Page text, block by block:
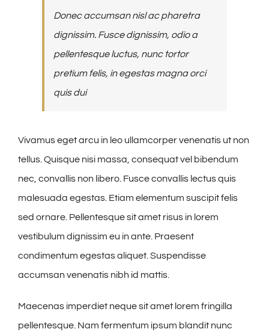
Donec accumsan nisl ac pharetra
dignissim. Fusce dignissim, odio a
pellentesque luctus, nunc tortor
pretium felis, in egestas magna orci
quis dui
Vivamus eget arcu in leo ullamcorper venenatis ut non
tellus. Quisque nisi massa, consequat vel bibendum
nec, convallis non libero. Fusce convallis lectus quis
malesuada egestas. Etiam elementum suscipit felis
sed ornare. Pellentesque sit amet risus in lorem
vestibulum dignissim eu in ante. Praesent
condimentum egestas aliquet. Suspendisse
accumsan venenatis nibh id mattis.
Maecenas imperdiet neque sit amet lorem fringilla
pellentesque. Nam fermentum ipsum blandit nunc